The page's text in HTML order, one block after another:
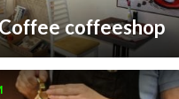
coffeeshop